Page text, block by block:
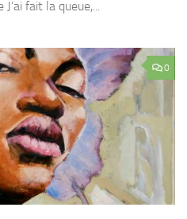
fait la queue,...
0